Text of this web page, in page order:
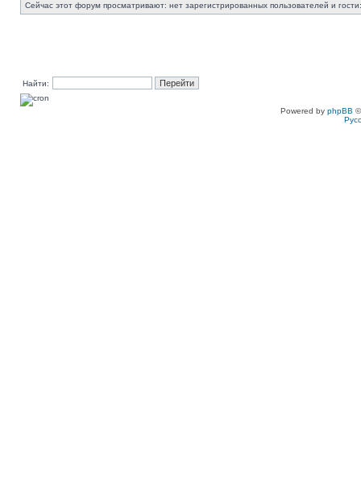
Сейчас этот форум просматривают: нет зарегистрированных пользователей и
Найти:
Powered by phpBB